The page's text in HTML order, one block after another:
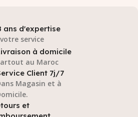
ans d'expertise
service
à domicile
au Maroc
Client 7j/7
Magasin et à
et